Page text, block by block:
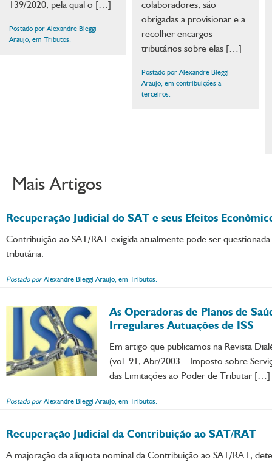
139/2020, pela qual o […]
Postado por Alexandre Bleggi
Araujo, em Tributos.
colaboradores, são
obrigadas a provisionar e a
recolher encargos
tributários sobre elas […]
Postado por Alexandre Bleggi
Araujo, em contribuições a
terceiros.
Mais Artigos
Recuperação Judicial do SAT e seus Efeitos
Contribuição ao SAT/RAT exigida atualmente pode ser
tributária.
Postado porAlexandre Bleggi Araujo, em Tributos.
As Operadoras de Planos de
Irregulares Autuações de ISS
Em artigo que publicamos na Revista
(vol. 91, Abr/2003 – Imposto sobre
das Limitações ao Poder de Tributar […]
Postado porAlexandre Bleggi Araujo, em Tributos.
Recuperação Judicial da Contribuição ao SAT/RAT
A majoração da alíquota nominal da Contribuição ao SAT/RAT,